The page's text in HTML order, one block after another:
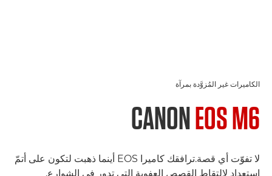
الكاميرات غير المُزوَّدة بمرآة
CANONEOS M6
لا تفوّت أي قصة.ترافقك كاميرا EOS أينما ذهبت لتكون على أتمّ
استعداد لالتقاط القصص العفوية التي تدور في الشوارع.